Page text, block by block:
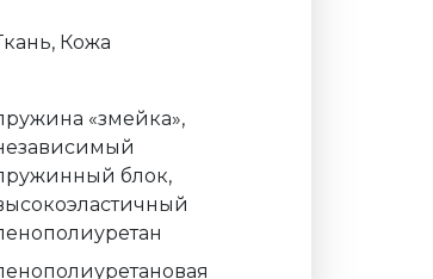
Кожа
«змейка»,
блок,